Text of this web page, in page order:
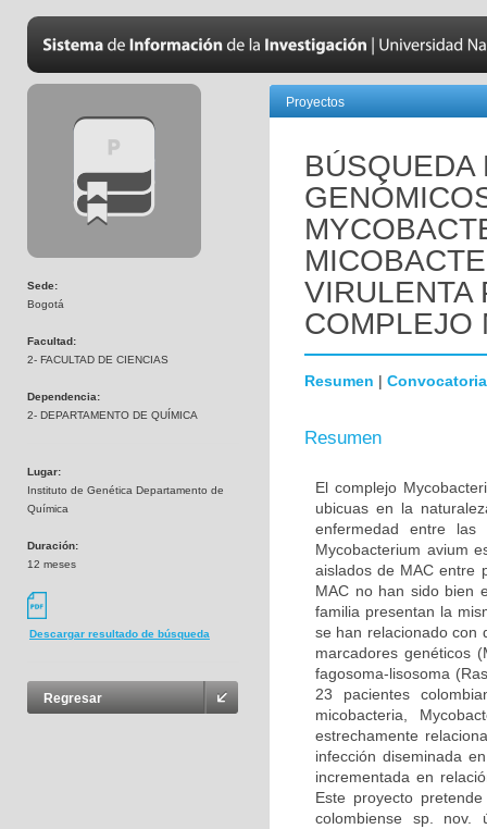
Sede:
Bogotá
Facultad:
2- FACULTAD DE CIENCIAS
Dependencia:
2- DEPARTAMENTO DE QUÍMICA
Lugar:
Instituto de Genética Departamento de
Química
Duración:
12 meses
Descargar resultado de búsqueda
Regresar
Proyectos
BÚSQUEDA
VIRULENTA
COMPLEJO
Resumen | Convocatoria
Resumen
El complejo
ubicuas en la
enfermedad entre las
Mycobacterium avium
aislados de MAC entre
MAC no han sido bien
familia presentan la
se han relacionado con
marcadores genéticos
fagosoma-lisosoma
23 pacientes
micobacteria,
estrechamente
infección diseminada
incrementada en
Este proyecto
colombiense sp. nov.